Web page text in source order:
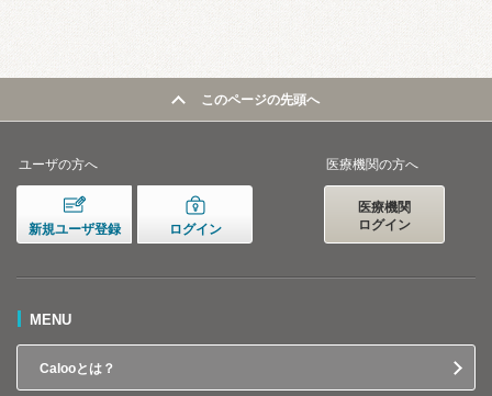
このページの先頭へ
ユーザの方へ
新規ユーザ登録 ログイン
医療機関の方へ
医療機関
ログイン
MENU
Calooとは？